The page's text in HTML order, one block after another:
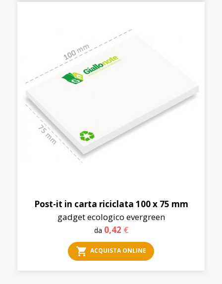
Post-it in carta riciclata 100 x 75 mm
gadget ecologico evergreen
da 0,42 €
shopping_cart ACQUISTA ONLINE